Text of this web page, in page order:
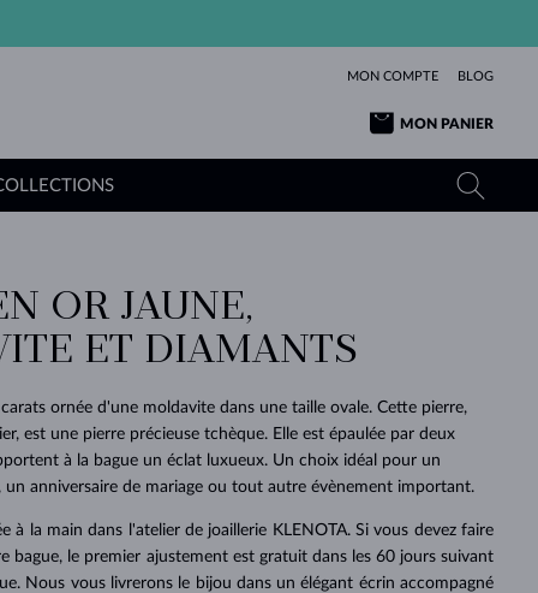
MON COMPTE BLOG
MON PANIER
DE SES
RÊVES
DÉCOUVRIR
L'AMOUR
DÉCOUVRIR
OR JAUNE
OR ROSE
BEAUTÉ
PURE
DÉCOUVRIR
TANZANITES
TOPAZES
TOURMALINES
MOLDAVITES
OR BLANC
PLUS
BELLES
DÉCOUVRIR
TOURMALINES
MOLDAVITES
MINÉRAUX
PENDENTIFS EN PERLES
OR ROSE
PENDENTIFS
DÉCOUVRIR
INTEMPORELS
DÉCOUVRIR
DES
PERLES
SAPHIRS
ÉMERAUDES
MOLDAVITES
MINÉRAUX
OR BLANC
AUTHENTIQUES
DÉCOUVRIR
BEAUTÉ
DÉCOUVRIR
EXCEPTIONNELLES
DÉCOUVRIR
OR JAUNE,
ET DIAMANTS
ornée d'une moldavite dans une taille ovale. Cette pierre,
est une pierre précieuse tchèque. Elle est épaulée par deux
à la bague un éclat luxueux. Un choix idéal pour un
un anniversaire de mariage ou tout autre évènement important.
à la main dans l'atelier de joaillerie KLENOTA. Si vous devez faire
bague, le premier ajustement est gratuit dans les 60 jours suivant
Nous vous livrerons le bijou dans un élégant écrin accompagné